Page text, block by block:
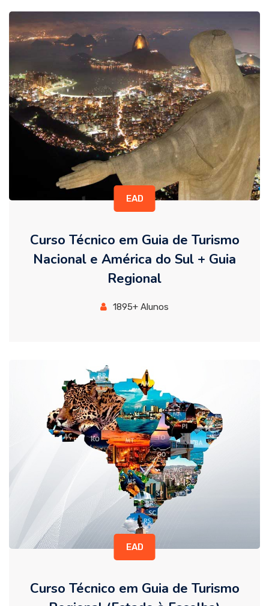
EAD
Curso Técnico em Guia de Turismo
Nacional e América do Sul + Guia
Regional
1895+ Alunos
EAD
Curso Técnico em Guia de Turismo